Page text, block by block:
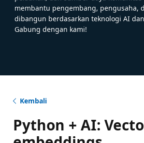
membantu pengembang, pengusaha,
dibangun berdasarkan teknologi AI
Gabung dengan kami!
Kembali
Python + AI: